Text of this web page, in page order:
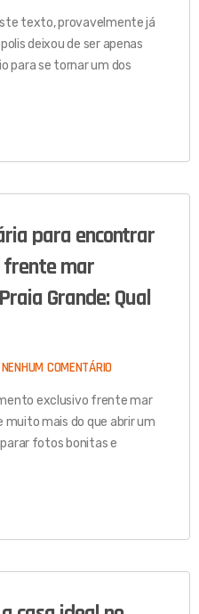
texto, provavelmente já
deixou de ser apenas
para se tornar um dos
para encontrar
mar
Grande: Qual
NENHUM COMENTÁRIO
exclusivo frente mar
muito mais do que abrir um
fotos bonitas e